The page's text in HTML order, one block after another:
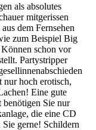
als absolutes
mitgerissen
dem Fernsehen
zum Beispiel Big
schon vor
Partystripper
nur hoch erotisch,
Eine gute
Sie nur
die eine CD
gerne! Schildern